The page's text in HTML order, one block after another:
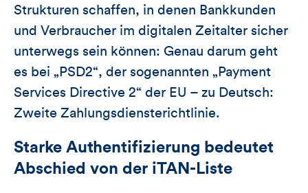
Strukturen schaffen, in denen Bankkunden
und Verbraucher im digitalen Zeitalter sicher
unterwegs sein können: Genau darum geht
es bei „PSD2“, der sogenannten „Payment
Services Directive 2“ der EU – zu Deutsch:
Zweite Zahlungsdiensterichtlinie.
Starke Authentifizierung bedeutet
Abschied von der iTAN-Liste